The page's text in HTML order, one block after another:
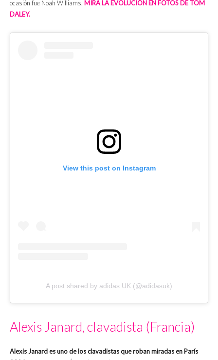
ocasión fue Noah Williams. MIRA LA EVOLUCIÓN EN FOTOS DE TOM
DALEY.
View this post on Instagram
A post shared by adidas UK (@adidasuk)
Alexis Janard, clavadista (Francia)
Alexis Janard es uno de los clavadistas que roban miradas en París